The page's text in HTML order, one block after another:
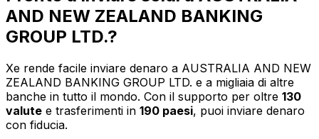
AND NEW ZEALAND BANKING
GROUP LTD.?
Xe rende facile inviare denaro a AUSTRALIA AND NEW
ZEALAND BANKING GROUP LTD. e a migliaia di altre
banche in tutto il mondo. Con il supporto per oltre 130
valute e trasferimenti in 190 paesi, puoi inviare denaro
con fiducia.